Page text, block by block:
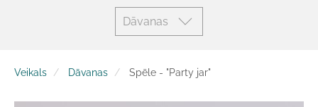
Dāvanas
Veikals Dāvanas Spēle - "Party jar"